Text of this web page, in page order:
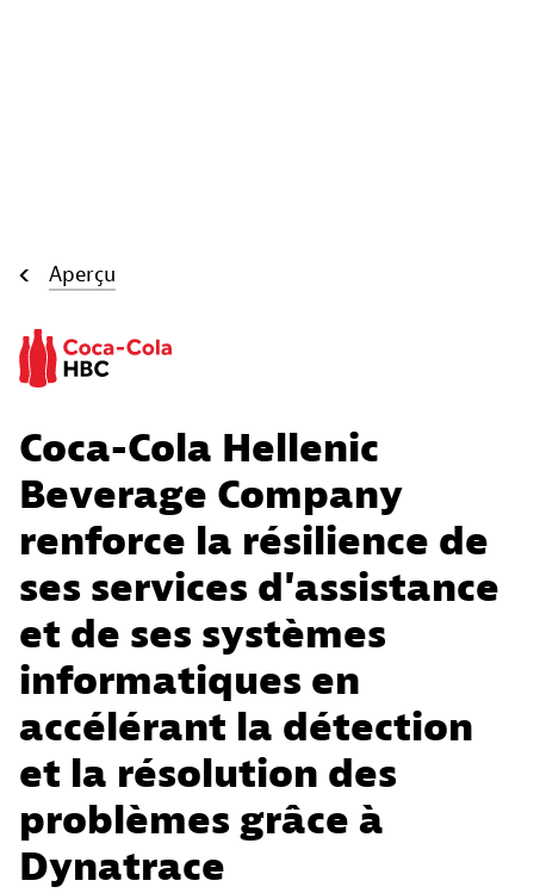
Aperçu
Coca-Cola Hellenic
Beverage Company
renforce la résilience de
ses services d'assistance
et de ses systèmes
informatiques en
accélérant la détection
et la résolution des
problèmes grâce à
Dynatrace